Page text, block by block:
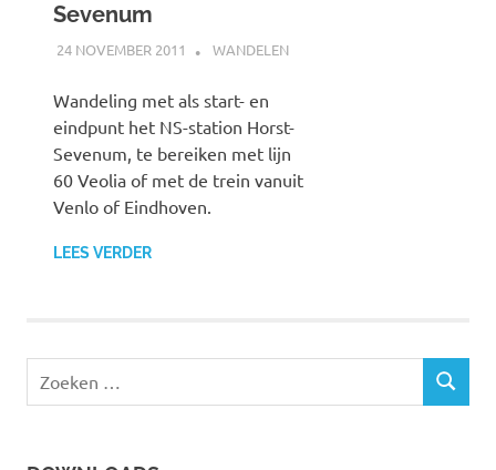
Sevenum
24 NOVEMBER 2011 JOHAN
WANDELEN
Wandeling met als start- en
eindpunt het NS-station Horst-
Sevenum, te bereiken met lijn
60 Veolia of met de trein vanuit
Venlo of Eindhoven.
LEES VERDER
Z